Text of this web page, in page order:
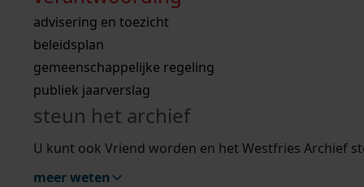
bouwvergunningen
omgevingsvergunningen
vergunningen
beeld en geluid
uitleg nodig?
Wij helpen u op weg met een aantal zoektips.
bekijk alle zoektips
Wij helpen u op weg met een aantal zoektips.
bekijk alle zoektips
bekijk ons geschiedenislokaal
advisering en toezicht
beleidsplan
gemeenschappelijke regeling
publiek jaarverslag
steun het archief
U kunt ook Vriend worden en het Westfries Archief
meer weten
zoektips
Mijn Studiezaal (inloggen)
uw zoekopdracht te